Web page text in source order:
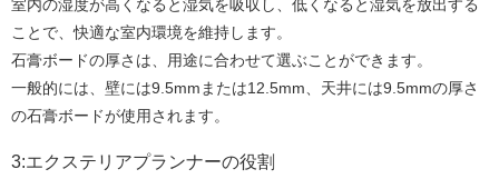
室内の湿度が高くなると湿気を吸収し、低くなると湿気を放出する
ことで、快適な室内環境を維持します。
石膏ボードの厚さは、用途に合わせて選ぶことができます。
一般的には、壁には9.5mmまたは12.5mm、天井には9.5mmの厚さ
の石膏ボードが使用されます。
3:エクステリアプランナーの役割